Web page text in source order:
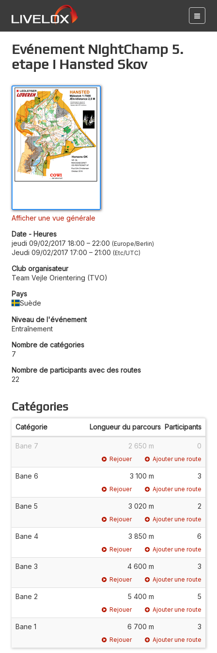
Evénement NightChamp 5.
etape i Hansted Skov
Afficher une vue générale
Date - Heures
jeudi 09/02/2017 18:00 – 22:00 Europe/Berlin
Jeudi 09/02/2017 17:00 – 21:00 Etc/UTC
Club organisateur
Team Vejle Orientering (TVO)
Pays
Suède
Niveau de l'événement
Entraînement
Nombre de catégories
7
Nombre de participants avec des routes
22
Catégories
Catégorie Longueur du parcours Participants
Bane 7 2 650 m 0
Rejouer Ajouter une route
Bane 6 3 100 m 3
Rejouer Ajouter une route
Bane 5 3 020 m 2
Rejouer Ajouter une route
Bane 4 3 850 m 6
Rejouer Ajouter une route
Bane 3 4 600 m 3
Rejouer Ajouter une route
Bane 2 5 400 m 5
Rejouer Ajouter une route
Bane 1 6 700 m 3
Rejouer Ajouter une route